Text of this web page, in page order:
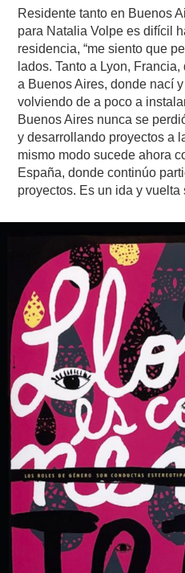
Residente tanto en Buenos
para Natalia Volpe es difícil
residencia, “me siento que
lados. Tanto a Lyon,
a Buenos Aires, donde nací
volviendo de a poco a
Buenos Aires nunca se
y desarrollando proyectos a
mismo modo sucede ahora
España, donde continúo
proyectos. Es un ida y